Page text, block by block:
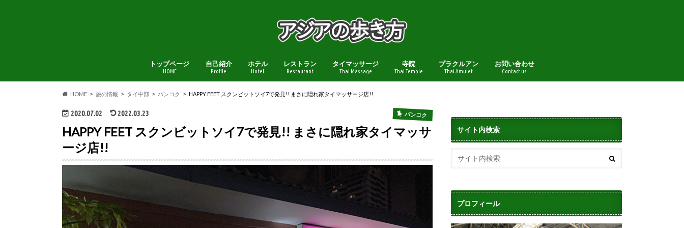
トップページ
HOME
自己紹介
Profile
ホテル
Hotel
レストラン
Restaurant
タイマッサージ
Thai Massage
寺院
Thai Temple
プラクルアン
Thai Amulet
お問い合わせ
Contact us
HOME 旅の情報 タイ中部 バンコク HAPPY FEET スクンビットソイ7で発見!! まさに隠れ家タイマッサージ店!!
2020.07.02 2022.03.23 バンコク
HAPPY FEET スクンビットソイ7で発見!! まさに隠れ家タイマッサ
ージ店!!
サイト内検索
プロフィール